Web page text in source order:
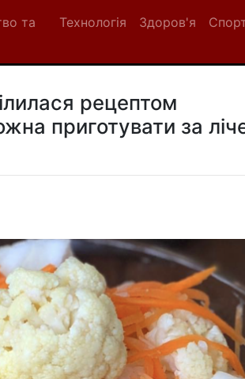
та
Технологія Здоров'я
рецептом
приготувати за